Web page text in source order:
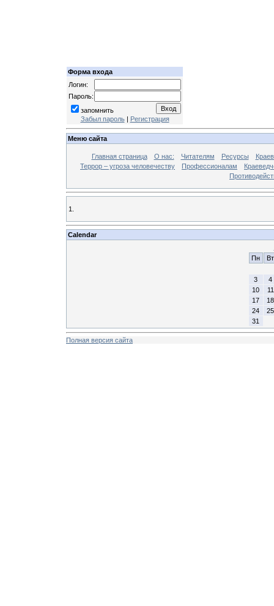
Форма входа
Логин:
Пароль:
запомнить
Забыл пароль| Регистрация
Меню сайта
Главная страница О нас: Читателям Ресурсы
Террор – угроза человечеству
Профессионалам
1.
Calendar
Пн
Вт
3
4
10
11
17
18
24
25
31
Полная версия сайта